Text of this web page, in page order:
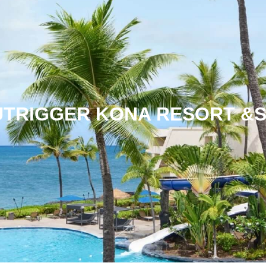
KONA RESORT